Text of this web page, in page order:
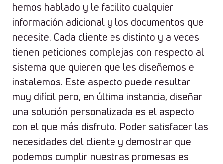
hemos hablado y le facilito cualquier
información adicional y los documentos que
necesite. Cada cliente es distinto y a veces
tienen peticiones complejas con respecto al
sistema que quieren que les diseñemos e
instalemos. Este aspecto puede resultar
muy difícil pero, en última instancia, diseñar
una solución personalizada es el aspecto
con el que más disfruto. Poder satisfacer las
necesidades del cliente y demostrar que
podemos cumplir nuestras promesas es